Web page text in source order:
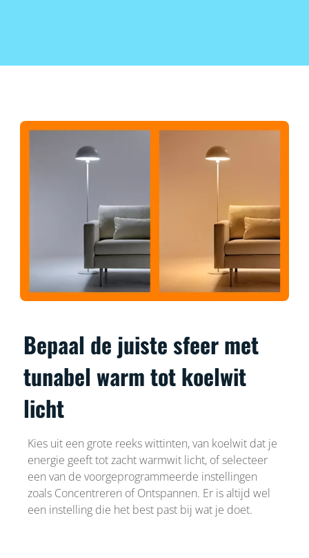
Bepaal de juiste sfeer met
tunabel warm tot koelwit
licht
Kies uit een grote reeks wittinten, van koelwit dat je
energie geeft tot zacht warmwit licht, of selecteer
een van de voorgeprogrammeerde instellingen
zoals Concentreren of Ontspannen. Er is altijd wel
een instelling die het best past bij wat je doet.